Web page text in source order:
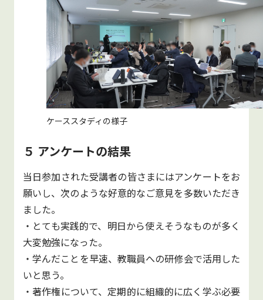
ケーススタディの様子
５ アンケートの結果
当日参加された受講者の皆さまにはアンケートをお
願いし、次のような好意的なご意見を多数いただき
ました。
・とても実践的で、明日から使えそうなものが多く
大変勉強になった。
・学んだことを早速、教職員への研修会で活用した
いと思う。
・著作権について、定期的に組織的に広く学ぶ必要